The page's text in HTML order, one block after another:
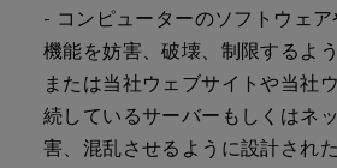
- コンピューターのソフトウェ
機能を妨害、破壊、制限するよ
または当社ウェブサイトや当社
続しているサーバーもしくはネ
害、混乱させるように設計され